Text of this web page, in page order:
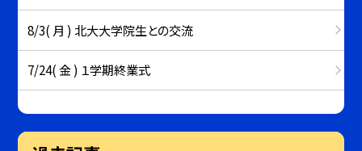
8/3( 月 ) 北大大学院生との交流
7/24( 金 ) １学期終業式